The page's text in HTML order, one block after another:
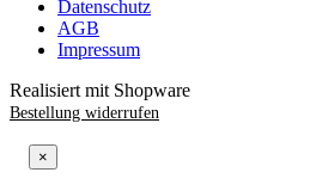
Datenschutz
AGB
Impressum
Realisiert mit Shopware
Bestellung widerrufen
×